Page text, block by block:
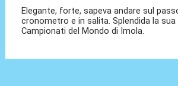
Elegante, forte, sapeva andare sul
cronometro e in salita. Splendida la
Campionati del Mondo di Imola.